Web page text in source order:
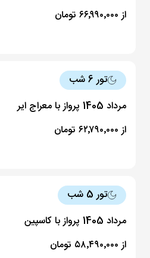
از ۶۶٬۹۹۰٬۰۰۰ تومان
تور 6 شب
مرداد 1405 پرواز با معراج ایر
از ۶۲٬۷۹۰٬۰۰۰ تومان
تور 5 شب
مرداد 1405 پرواز با کاسپین
از ۵۸٬۴۹۰٬۰۰۰ تومان